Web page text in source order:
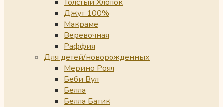
Толстый Хлопок
Джут 100%
Макраме
Веревочная
Раффия
Для детей/новорожденных
Мерино Роял
Беби Вул
Белла
Белла Батик